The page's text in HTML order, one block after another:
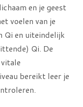
en je geest
voelen van je
Qi en uiteindelijk
Qi. De
bereikt leer je